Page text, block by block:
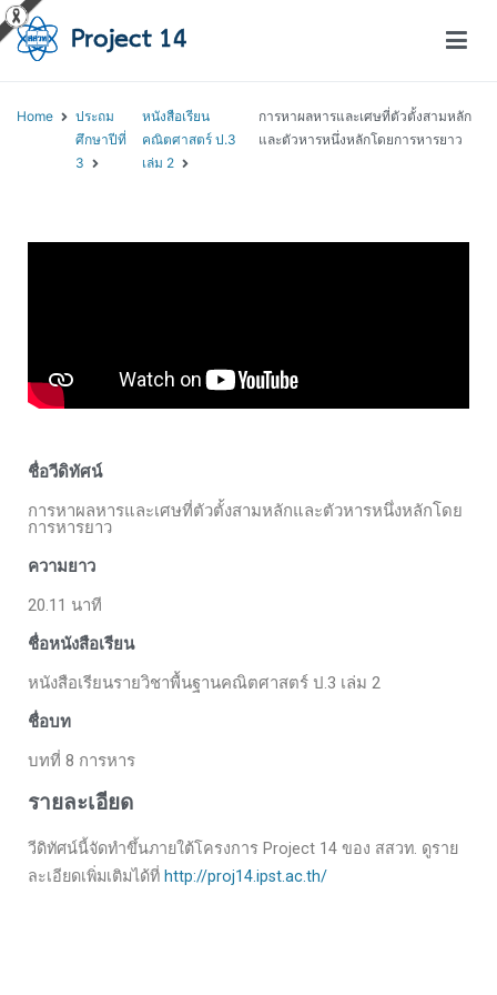
Home
ประถม
ศึกษาปีที่
3
หนังสือเรียน
คณิตศาสตร์ ป.3
เล่ม 2
การหาผลหารและเศษที่ตัวตั้งสามหลัก
และตัวหารหนึ่งหลักโดยการหารยาว
ชื่อวีดิทัศน์
การหาผลหารและเศษที่ตัวตั้งสามหลักและตัวหารหนึ่งหลักโดย
การหารยาว
ความยาว
20.11 นาที
ชื่อหนังสือเรียน
หนังสือเรียนรายวิชาพื้นฐานคณิตศาสตร์ ป.3 เล่ม 2
ชื่อบท
บทที่ 8 การหาร
รายละเอียด
วีดิทัศน์นี้จัดทำขึ้นภายใต้โครงการ Project 14 ของ สสวท. ดูราย
ละเอียดเพิ่มเติมได้ที่ http://proj14.ipst.ac.th/